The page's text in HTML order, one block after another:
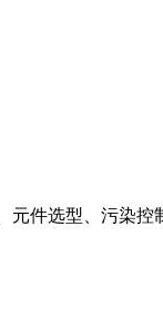
件选型、污染